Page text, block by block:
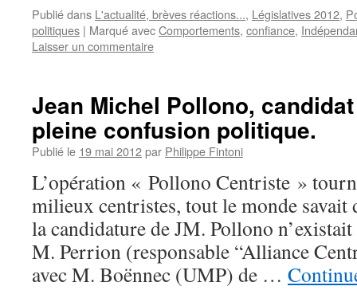
Publié dans L'actualité, brèves réactions..., Législatives 2012,
politiques | Marqué avecComportements, confiance,
Laisser un commentaire
Jean Michel Pollono, candidat
pleine confusion politique.
Publié le 19 mai 2012par Philippe Fintoni
L’opération « Pollono Centriste »
milieux centristes, tout le monde savait
la candidature de JM. Pollono
M. Perrion (responsable “Alliance
avec M. Boënnec (UMP) de …